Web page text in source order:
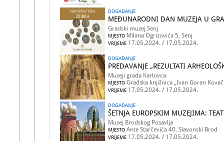
DOGADANJE
MEĐUNARODNI DAN MUZEJA U
Gradski muzej Senj
MJESTO Milana Ogrizovića 5, Senj
VRIJEME 17.05.2024. / 17.05.2024.
DOGADANJE
PREDAVANJE „REZULTATI
Muzeji grada Karlovca
MJESTO Gradska knjižnica „Ivan Goran
VRIJEME 17.05.2024. / 17.05.2024.
DOGADANJE
ŠETNJA EUROPSKIM MUZEJIMA:
Muzej Brodskog Posavlja
MJESTO Ante Starčevića 40, Slavonski Brod
VRIJEME 17.05.2024. / 17.05.2024.